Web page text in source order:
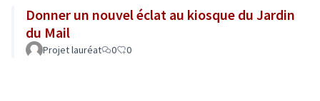
Donner un nouvel éclat au kiosque du Jardin
du Mail
Projet lauréat 0 0